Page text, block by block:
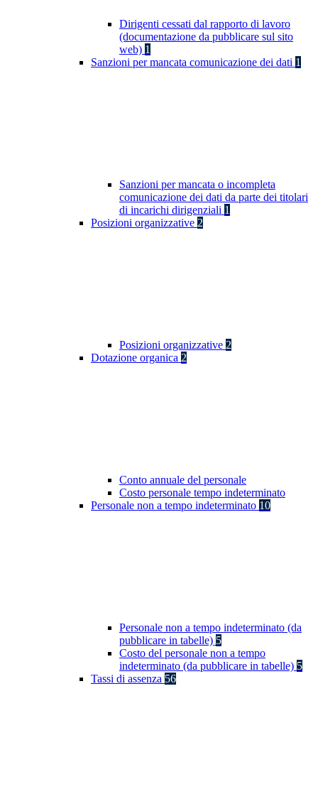
Dirigenti cessati dal rapporto di lavoro
(documentazione da pubblicare sul sito
web) 1
Sanzioni per mancata comunicazione dei dati 1
Sanzioni per mancata o incompleta
comunicazione dei dati da parte dei titolari
di incarichi dirigenziali 1
Posizioni organizzative 2
Posizioni organizzative 2
Dotazione organica 2
Conto annuale del personale
Costo personale tempo indeterminato
Personale non a tempo indeterminato 10
Personale non a tempo indeterminato (da
pubblicare in tabelle) 5
Costo del personale non a tempo
indeterminato (da pubblicare in tabelle) 5
Tassi di assenza 56